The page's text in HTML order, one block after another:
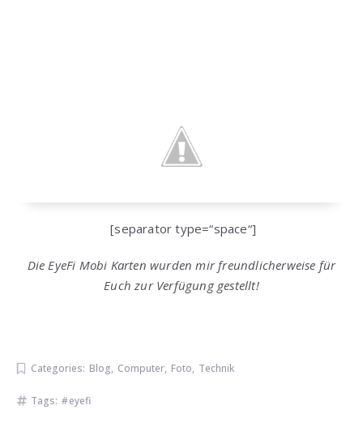
[separator type=“space“]
Die EyeFi Mobi Karten wurden mir freundlicherweise für
Euch zur Verfügung gestellt!
Categories: Blog, Computer, Foto, Technik
Tags: eyefi